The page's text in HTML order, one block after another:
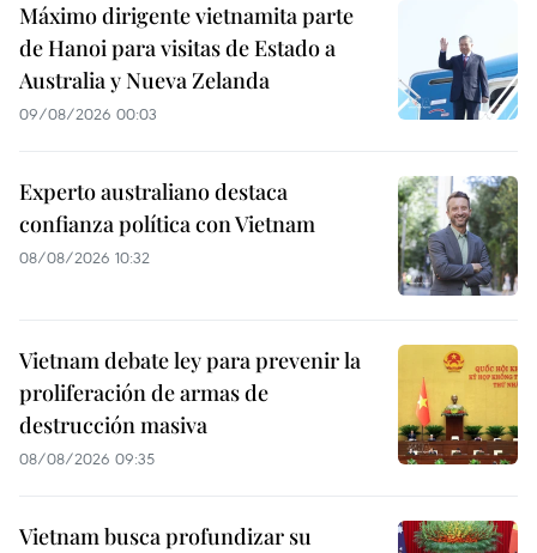
Máximo dirigente vietnamita parte
de Hanoi para visitas de Estado a
Australia y Nueva Zelanda
09/08/2026 00:03
Experto australiano destaca
confianza política con Vietnam
08/08/2026 10:32
Vietnam debate ley para prevenir la
proliferación de armas de
destrucción masiva
08/08/2026 09:35
Vietnam busca profundizar su